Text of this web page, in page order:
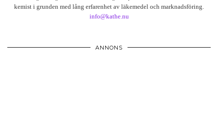
kemist i grunden med lång erfarenhet av läkemedel och marknadsföring.
info@kathe.nu
ANNONS